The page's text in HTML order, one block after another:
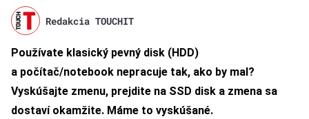
Redakcia TOUCHIT
Používate klasický pevný disk (HDD)
a počítač/notebook nepracuje tak, ako by mal?
Vyskúšajte zmenu, prejdite na SSD disk a zmena sa
dostaví okamžite. Máme to vyskúšané.